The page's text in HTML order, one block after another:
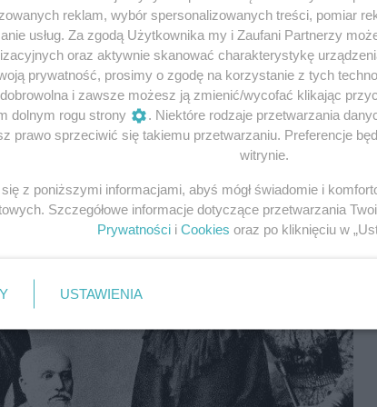
Bolesław Prus.
kontynuować tradycję ojca i został nauczycielem
warszawskich gimnazjów. Był cenionym
historii oraz poglądów mierzył się z
płatną pracę, a tym samym pozycję
fot.domena publiczna
reklam, wybór spersonalizowanych treści, pomiar
usług. Za zgodą Użytkownika my i Zaufani Partnerzy
oraz aktywnie skanować charakterystykę
prywatność, prosimy o zgodę na korzystanie z tych
i zawsze możesz ją zmienić/wycofać klikając
dolnym rogu strony
. Niektóre rodzaje przetwarzania
prawo sprzeciwić się takiemu przetwarzaniu. Preferencje
witrynie.
się z poniższymi informacjami, abyś mógł świadomie i
Szczegółowe informacje dotyczące przetwarzania
Prywatności i Cookies oraz po kliknięciu w
USTAWIENIA